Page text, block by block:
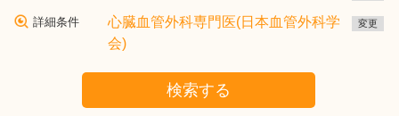
詳細条件
心臓血管外科専門医(日本血管外科学
会)
変更
検索する